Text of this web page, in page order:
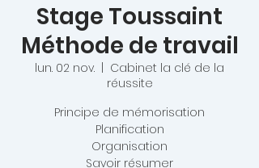
Stage Toussaint
Méthode de travail
lun. 02 nov.
Cabinet la clé de la
réussite
Principe de mémorisation
Planification
Organisation
Savoir résumer